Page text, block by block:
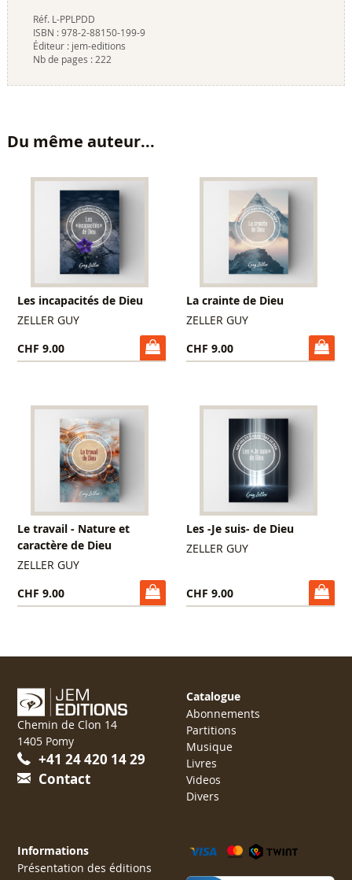
Réf. L-PPLPDD
ISBN : 978-2-88150-199-9
Éditeur : jem-editions
Nb de pages : 222
Du même auteur...
Les incapacités de Dieu
ZELLER GUY
CHF 9.00
La crainte de Dieu
ZELLER GUY
CHF 9.00
Le travail - Nature et
caractère de Dieu
ZELLER GUY
CHF 9.00
Les -Je suis- de Dieu
ZELLER GUY
CHF 9.00
Chemin de Clon 14
1405 Pomy
+41 24 420 14 29
Contact
Catalogue
Abonnements
Partitions
Musique
Livres
Videos
Divers
Informations
Présentation des éditions